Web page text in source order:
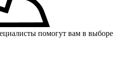
помогут вам в выборе